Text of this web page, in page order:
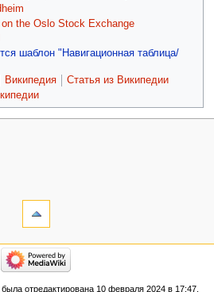
the Oslo Stock Exchange
шаблон "Навигационная таблица/
Википедия
Статья из Википедии
отредактирована 10 февраля 2024 в 17:47.